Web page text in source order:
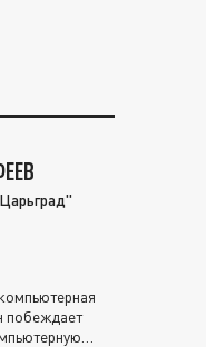
побеждает